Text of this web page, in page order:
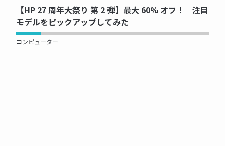
【HP 27 周年大祭り 第 2 弾】最大 60% オフ！ 注目
モデルをピックアップしてみた
コンピューター